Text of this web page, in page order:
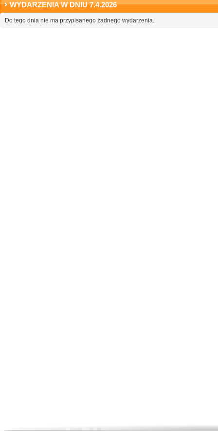
WYDARZENIA W DNIU 7.4.2026
Do tego dnia nie ma przypisanego żadnego wydarzenia.